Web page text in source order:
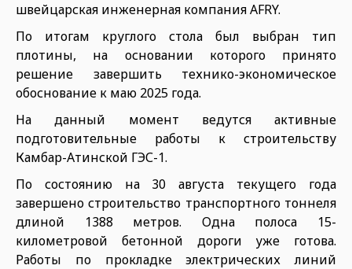
швейцарская инженерная компания AFRY.
По итогам круглого стола был выбран тип
плотины, на основании которого принято
решение завершить технико-экономическое
обоснование к маю 2025 года.
На данный момент ведутся активные
подготовительные работы к строительству
Камбар-Атинской ГЭС-1.
По состоянию на 30 августа текущего года
завершено строительство транспортного тоннеля
длиной 1388 метров. Одна полоса 15-
километровой бетонной дороги уже готова.
Работы по прокладке электрических линий